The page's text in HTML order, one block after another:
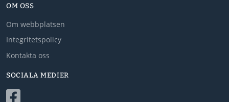
OM OSS
Om webbplatsen
Integritetspolicy
Kontakta oss
SOCIALA MEDIER